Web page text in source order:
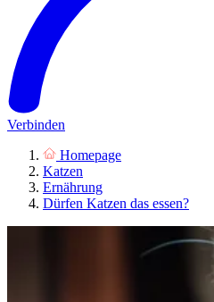
Verbinden
Homepage
Katzen
Ernährung
Dürfen Katzen das essen?